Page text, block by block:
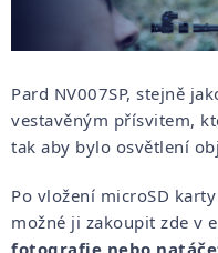
Pard NV007SP, stejně
vestavěným přísvitem,
tak aby bylo osvětlení
Po vložení microSD
možné ji zakoupit zde v
fotografie nebo